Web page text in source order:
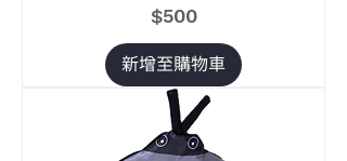
價格
$500
新增至購物車